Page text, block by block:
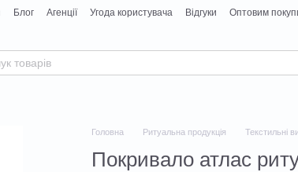
Блог Агенції Угода користувача Відгуки Оптовим
Головна Ритуальна продукція Текстильні
Покривало атлас